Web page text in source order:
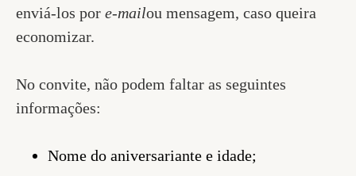
enviá-los por e-mailou mensagem, caso queira
economizar.
No convite, não podem faltar as seguintes
informações:
Nome do aniversariante e idade;